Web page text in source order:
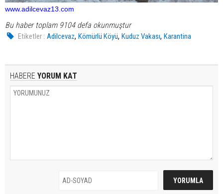
www.adilcevaz13.com
Bu haber toplam 9104 defa okunmuştur
Etiketler : Adilcevaz,Kömürlü Köyü,Kuduz Vakası,Karantina
HABERE YORUM KAT